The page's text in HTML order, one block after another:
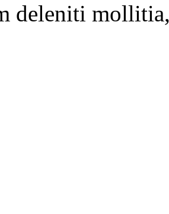
deleniti mollitia,